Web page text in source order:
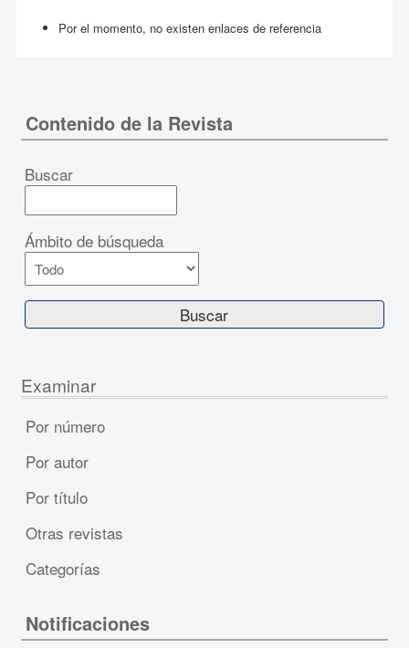
Por el momento, no existen enlaces de referencia
Contenido de la Revista
Buscar
Ámbito de búsqueda
Examinar
Por número
Por autor
Por título
Otras revistas
Categorías
Notificaciones